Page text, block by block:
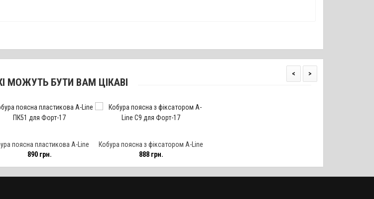
МОЖУТЬ БУТИ ВАМ ЦІКАВІ
поясна пластикова A-Line
ПК51 для Форт-17
890 грн.
Кобура поясна з фіксатором A-Line
С9 для Форт-17
888 грн.
< >